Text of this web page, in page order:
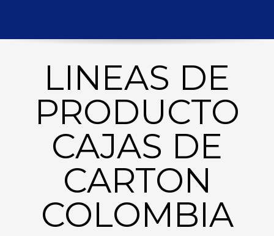
LINEAS DE
PRODUCTO
CAJAS DE
CARTON
COLOMBIA